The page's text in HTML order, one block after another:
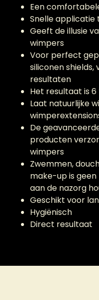
Een
Snelle applicatie
Geeft de illusie
wimpers
Voor perfect
siliconen
resultaten
Het resultaat is
Laat natuurlijke
De
producten
wimpers
Zwemmen,
make-up is
aan de nazorg
Geschikt voor
Hygiënisch
Direct resultaat